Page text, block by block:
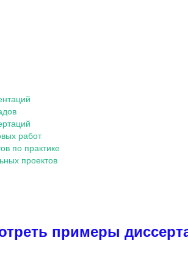
работ
по практике
проектов